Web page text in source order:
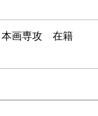
画専攻　在籍